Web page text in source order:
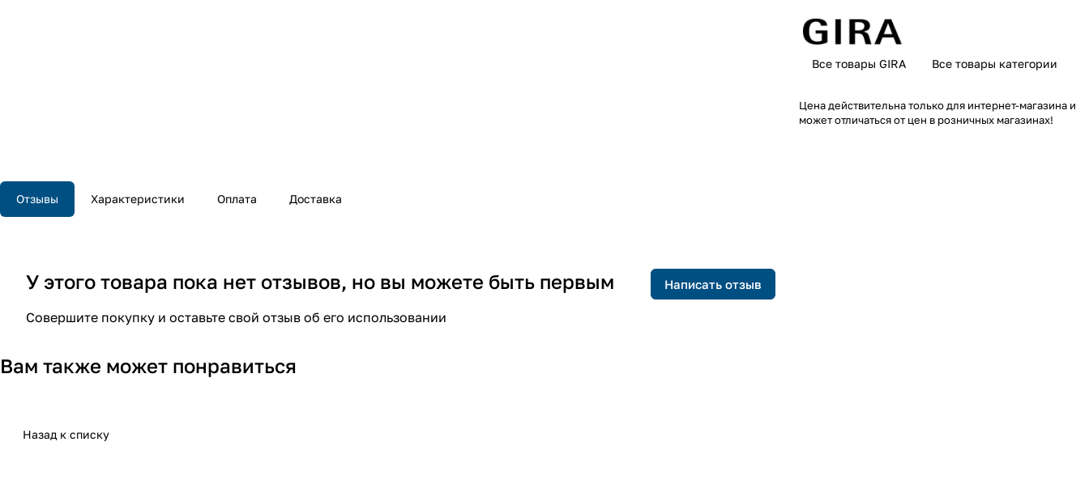
Все товары GIRA Все товары категории
Цена действительна только для интернет-магазина и
может отличаться от цен в розничных магазинах!
Отзывы Характеристики Оплата Доставка
У этого товара пока нет отзывов, но вы можете быть первым
Совершите покупку и оставьте свой отзыв об его использовании
Написать отзыв
Вам также может понравиться
Назад к списку